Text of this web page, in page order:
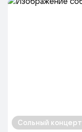
Сольный концерт